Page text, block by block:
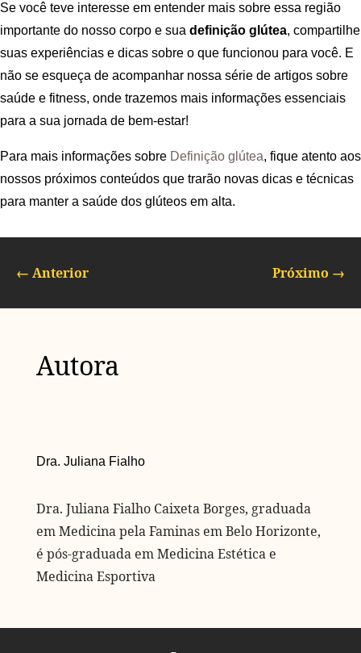
Se você teve interesse em entender mais sobre essa região
importante do nosso corpo e sua definição glútea, compartilhe
suas experiências e dicas sobre o que funcionou para você. E
não se esqueça de acompanhar nossa série de artigos sobre
saúde e fitness, onde trazemos mais informações essenciais
para a sua jornada de bem-estar!
Para mais informações sobre Definição glútea, fique atento aos
nossos próximos conteúdos que trarão novas dicas e técnicas
para manter a saúde dos glúteos em alta.
← Anterior Próximo →
Autora
Dra. Juliana Fialho
Dra. Juliana Fialho Caixeta Borges, graduada
em Medicina pela Faminas em Belo Horizonte,
é pós-graduada em Medicina Estética e
Medicina Esportiva